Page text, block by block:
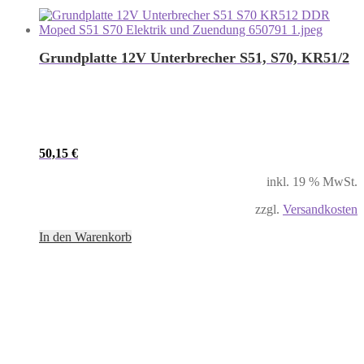
Grundplatte 12V Unterbrecher S51, S70, KR51/2
50,15 €
inkl. 19 % MwSt.
zzgl. Versandkosten
In den Warenkorb